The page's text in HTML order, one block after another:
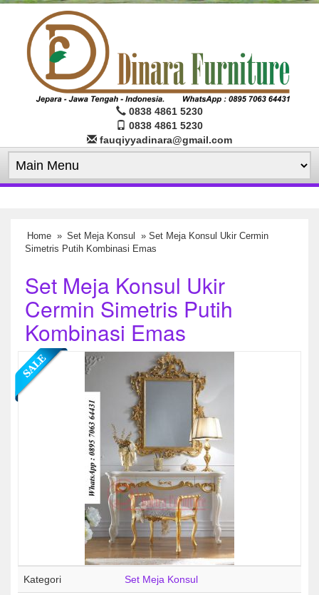
0838 4861 5230
0838 4861 5230
fauqiyyadinara@gmail.com
Home » Set Meja Konsul
» Set Meja Konsul Ukir Cermin
Simetris Putih Kombinasi Emas
Set Meja Konsul Ukir
Cermin Simetris Putih
Kombinasi Emas
Kategori Set Meja Konsul